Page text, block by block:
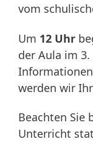
vom
Um 12 Uhr
der Aula im
werden wir
Beachten Sie
Unterricht